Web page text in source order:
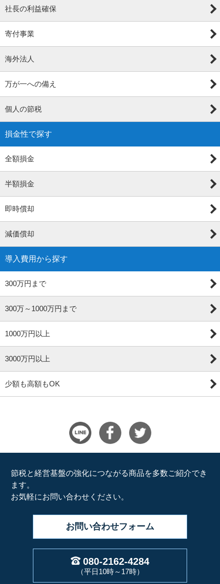
社長の利益確保
寄付事業
海外法人
万が一への備え
個人の節税
損金性で探す
全額損金
半額損金
即時償却
減価償却
導入費用から探す
300万円まで
300万～1000万円まで
1000万円以上
3000万円以上
少額も高額もOK
節税と経営基盤の強化につながる商品を多数ご紹介でき
ます。
お気軽にお問い合わせください。
お問い合わせフォーム
080-2162-4284
（平日10時～17時）